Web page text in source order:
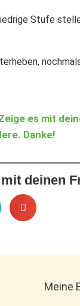
Stufe
es mit
Danke!
deinen
Meine